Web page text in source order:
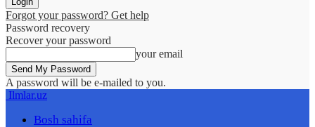
Forgot your password? Get help
Password recovery
Recover your password
your email
A password will be e-mailed to you.
Ilmlar.uz
Bosh sahifa